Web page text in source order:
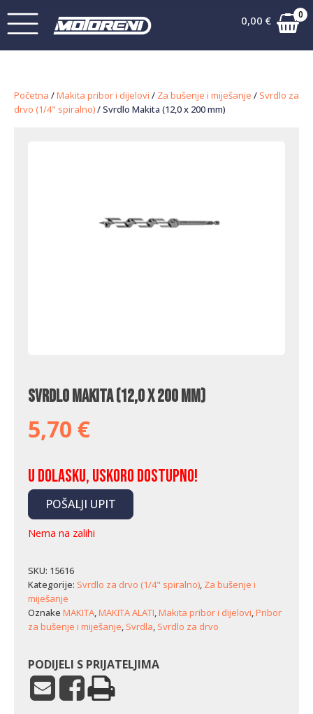
0,00 € 0
Početna /Makita pribor i dijelovi / Za bušenje i miješanje / Svrdlo za
drvo (1/4" spiralno)/ Svrdlo Makita (12,0 x 200 mm)
Svrdlo Makita (12,0 x 200 mm)
5,70 €
U dolasku, uskoro dostupno!
POŠALJI UPIT
Nema na zalihi
SKU: 15616
Kategorije: Svrdlo za drvo (1/4" spiralno), Za bušenje i
miješanje
Oznake MAKITA,MAKITA ALATI,Makita pribor i dijelovi,Pribor
za bušenje i miješanje, Svrdla, Svrdlo za drvo
PODIJELI S PRIJATELJIMA